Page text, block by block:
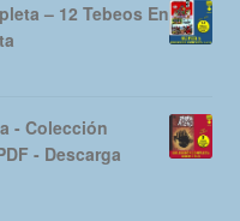
– 12 Tebeos En
- Colección
- Descarga